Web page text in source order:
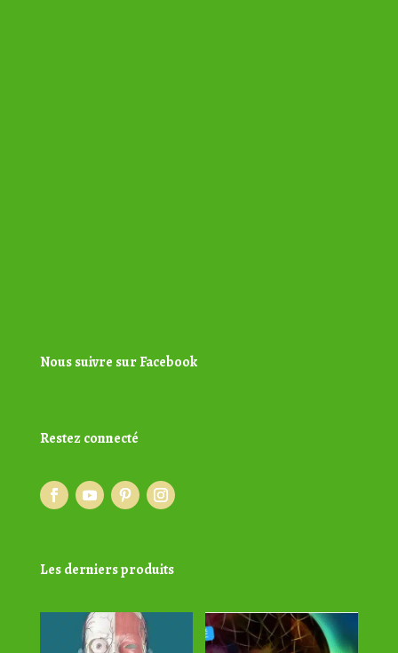
Nous suivre sur Facebook
Restez connecté
Les derniers produits